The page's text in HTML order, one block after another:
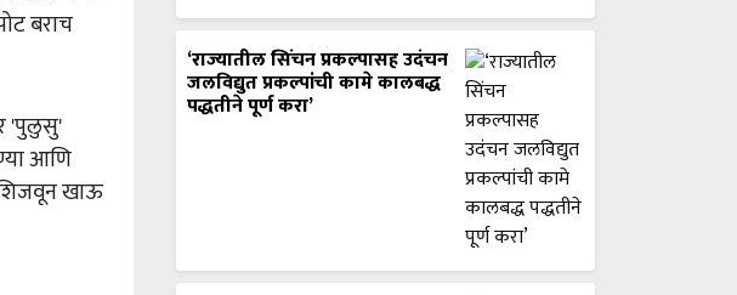
बराच
'पुलुसु'
आणि
खाऊ
‘राज्यातील सिंचन प्रकल्पासह उदंचन
जलविद्युत प्रकल्पांची कामे कालबद्ध
पद्धतीने पूर्ण करा’